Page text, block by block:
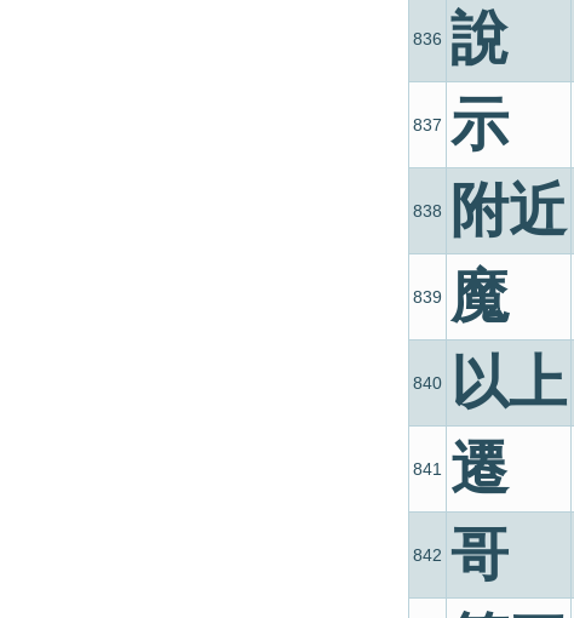
836 說
837 示
838 附近
839 魔
840 以上
841 遷
842 哥